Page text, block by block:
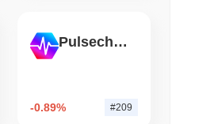
Pulsechain
-0.89% #209